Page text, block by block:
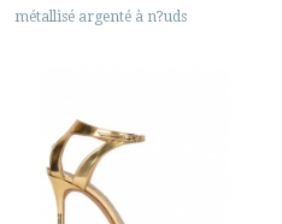
métallisé argenté à n?uds